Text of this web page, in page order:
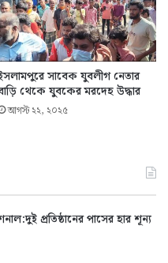
সাবেক যুবলীগ নেতার
থেকে যুবকের মরদেহ উদ্ধার
আগস্ট ২২, ২০২৫
প্রতিষ্ঠানের পাসের হার শূন্য